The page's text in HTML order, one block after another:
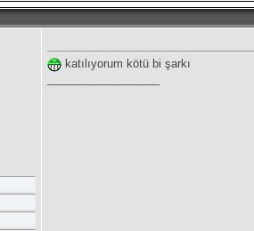
katılıyorum kötü bi şarkı